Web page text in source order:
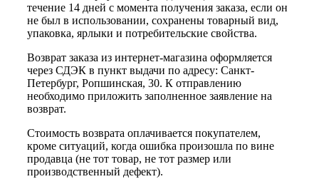
течение 14 дней с момента получения заказа, если он
не был в использовании, сохранены товарный вид,
упаковка, ярлыки и потребительские свойства.
Возврат заказа из интернет-магазина оформляется
через СДЭК в пункт выдачи по адресу: Санкт-
Петербург, Ропшинская, 30. К отправлению
необходимо приложить заполненное заявление на
возврат.
Стоимость возврата оплачивается покупателем,
кроме ситуаций, когда ошибка произошла по вине
продавца (не тот товар, не тот размер или
производственный дефект).